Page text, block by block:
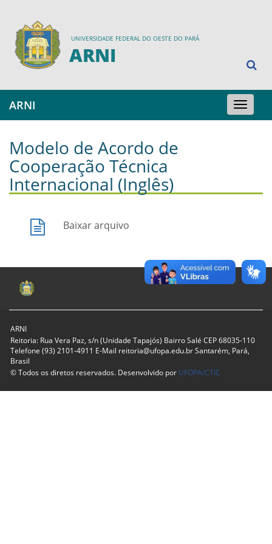
UNIVERSIDADE FEDERAL DO OESTE DO PARÁ
ARNI
Toggle
navigation
ARNI
Modelo de Acordo de
Cooperação Técnica
Internacional (Inglês)
Baixar arquivo
ARNI
Reitoria: Rua Vera Paz, s/n (Unidade Tapajós) Bairro Salé CEP 68035-110
Telefone (93) 2101-4911 E-Mail reitoria@ufopa.edu.br Santarém, Pará,
Brasil
© Todos os diretos reservados. Desenvolvido por UFOPA/CTIC